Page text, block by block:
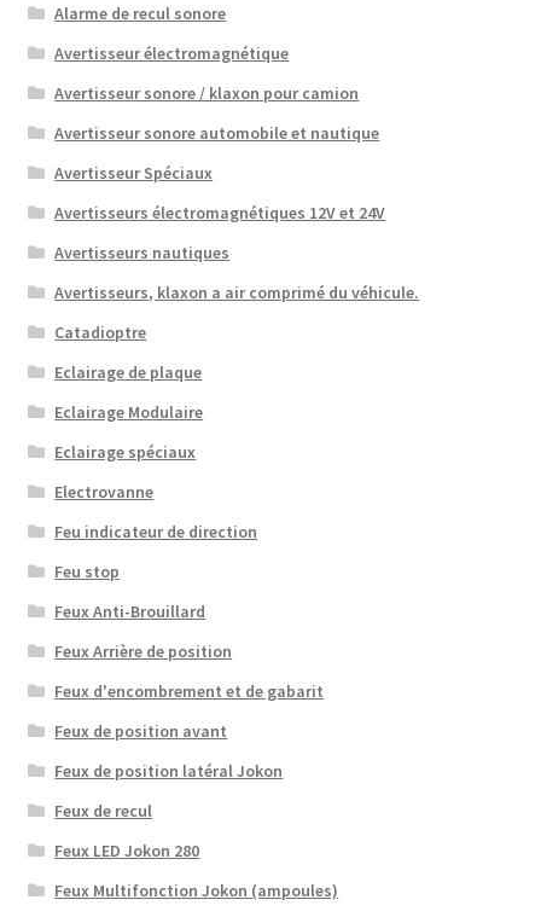
Alarme de recul sonore
Avertisseur électromagnétique
Avertisseur sonore / klaxon pour camion
Avertisseur sonore automobile et nautique
Avertisseur Spéciaux
Avertisseurs électromagnétiques 12V et 24V
Avertisseurs nautiques
Avertisseurs, klaxon a air comprimé du véhicule.
Catadioptre
Eclairage de plaque
Eclairage Modulaire
Eclairage spéciaux
Electrovanne
Feu indicateur de direction
Feu stop
Feux Anti-Brouillard
Feux Arrière de position
Feux d'encombrement et de gabarit
Feux de position avant
Feux de position latéral Jokon
Feux de recul
Feux LED Jokon 280
Feux Multifonction Jokon (ampoules)